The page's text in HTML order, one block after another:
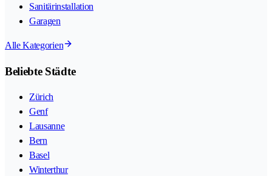
Sanitärinstallation
Garagen
Alle Kategorien
Beliebte Städte
Zürich
Genf
Lausanne
Bern
Basel
Winterthur